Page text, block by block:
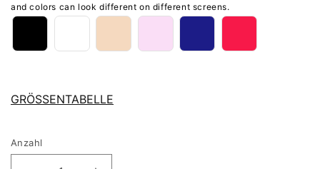
and colors can look different on different screens.
GRÖSSENTABELLE
Anzahl